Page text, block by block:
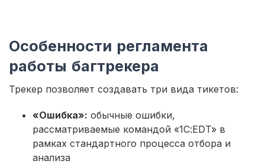
Особенности регламента
работы багтрекера
Трекер позволяет создавать три вида тикетов:
«Ошибка»: обычные ошибки,
рассматриваемые командой «1С:EDT» в
рамках стандартного процесса отбора и
анализа